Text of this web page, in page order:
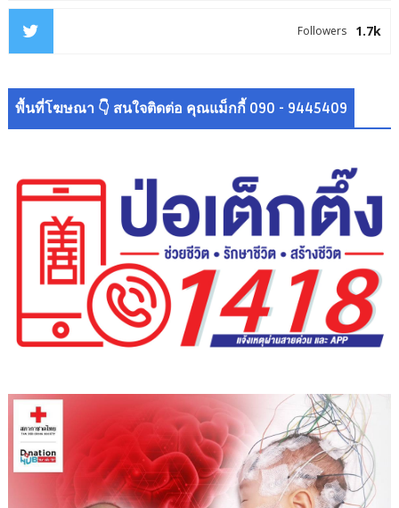
1.7k
Followers
พื้นที่โฆษณา 👇 สนใจติดต่อ คุณแม็กกี้ 090 - 9445409